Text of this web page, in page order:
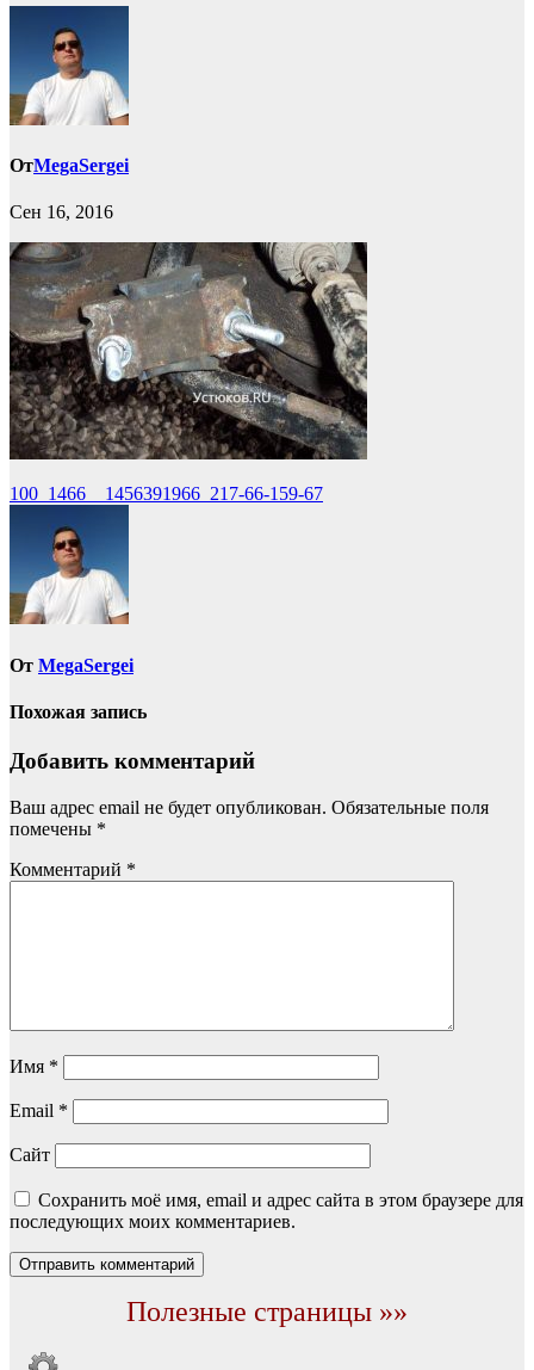
ОтMegaSergei
Сен 16, 2016
Навигация
записям
100_1466__1456391966_217-66-159-67
От MegaSergei
Похожая запись
Добавить комментарий
Ваш адрес email не будет опубликован. Обязательные поля
помечены *
Комментарий *
Имя *
Email *
Сайт
Сохранить моё имя, email и адрес сайта в этом браузере для
последующих моих комментариев.
Полезные страницы »»